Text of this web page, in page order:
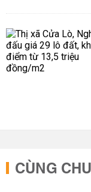
CÙNG